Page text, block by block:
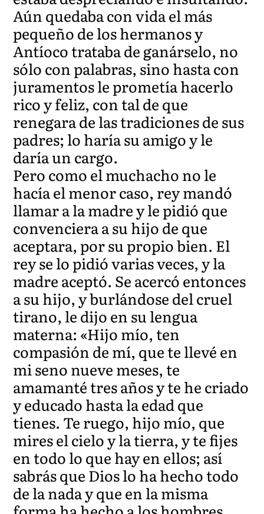
Aún quedaba con vida el más
pequeño de los hermanos y
Antíoco trataba de ganárselo, no
sólo con palabras, sino hasta con
juramentos le prometía hacerlo
rico y feliz, con tal de que
renegara de las tradiciones de sus
padres; lo haría su amigo y le
daría un cargo.
Pero como el muchacho no le
hacía el menor caso, rey mandó
llamar a la madre y le pidió que
convenciera a su hijo de que
aceptara, por su propio bien. El
rey se lo pidió varias veces, y la
madre aceptó. Se acercó entonces
a su hijo, y burlándose del cruel
tirano, le dijo en su lengua
materna: «Hijo mío, ten
compasión de mí, que te llevé en
mi seno nueve meses, te
amamanté tres años y te he criado
y educado hasta la edad que
tienes. Te ruego, hijo mío, que
mires el cielo y la tierra, y te fijes
en todo lo que hay en ellos; así
sabrás que Dios lo ha hecho todo
de la nada y que en la misma